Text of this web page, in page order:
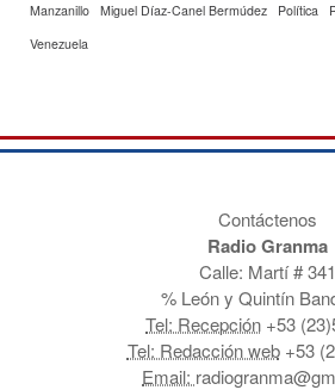
Manzanillo Miguel Díaz-Canel Bermúdez Política
Venezuela
Contáctenos
Radio Granma
Calle: Martí # 341
% León y Quintín
Tel: Recepción +53
Tel: Redacción web+53
Email: